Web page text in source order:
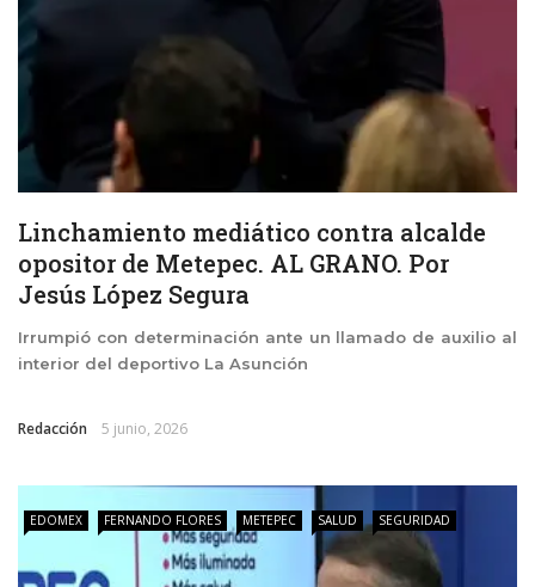
Linchamiento mediático contra alcalde
opositor de Metepec. AL GRANO. Por
Jesús López Segura
Irrumpió con determinación ante un llamado de auxilio al
interior del deportivo La Asunción
Redacción 5 junio, 2026
EDOMEX FERNANDO FLORES METEPEC SALUD SEGURIDAD